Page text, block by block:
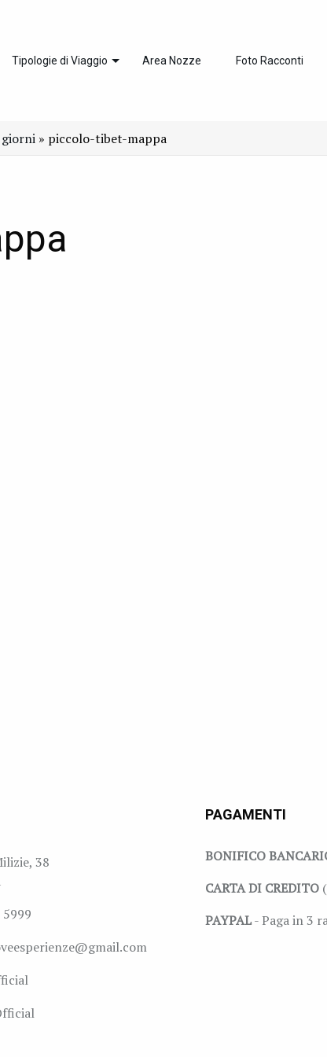
Tipologie di Viaggio Area Nozze Foto Racconti
giorni » piccolo-tibet-mappa
38
PAGAMENTI
BONIFICO
CARTA DI CREDITO
PAYPAL- Paga in 3